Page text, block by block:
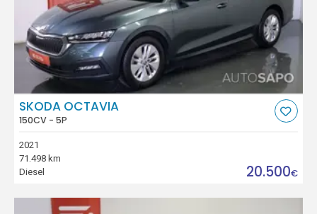
SKODA OCTAVIA
150CV - 5P
2021
71.498 km
Diesel
20.500€